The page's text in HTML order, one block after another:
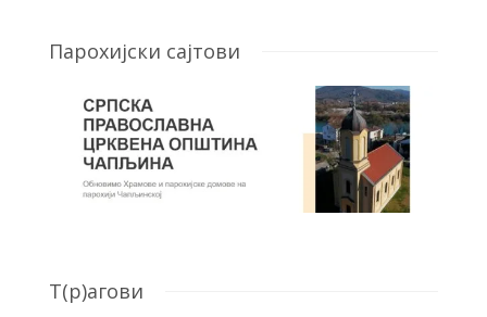
Парохијски сајтови
T(р)агови